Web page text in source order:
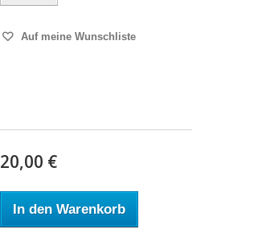
Auf meine Wunschliste
20,00 €
In den Warenkorb